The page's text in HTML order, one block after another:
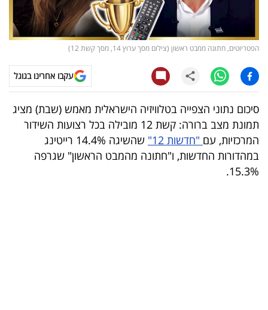
קריפטו
ויראלי
טלוויזיה
עסקי
ספורט
קריירה
הפטריוטים, חתונה ממבט ראשון (צילום מסך ערוץ 14, מסך קשת 12)
עקבו אחרינו בגוגל
סיכום נתוני הצפייה בטלוויזיה הישראלית מאמש (שבת) מציג
תמונת מצב ברורה: קשת 12 מובילה בכל רצועות השידור
המרכזיות, עם "חדשות 12"
שהשיגה 14.4% רייטינג
במהדורות החדשות, ו"חתונה מהמבט הראשון" שגרפה
15.3%.